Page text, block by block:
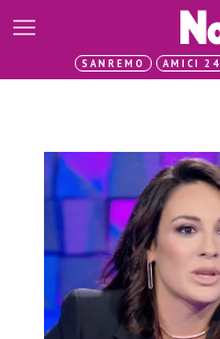
SANREMO AMICI 24